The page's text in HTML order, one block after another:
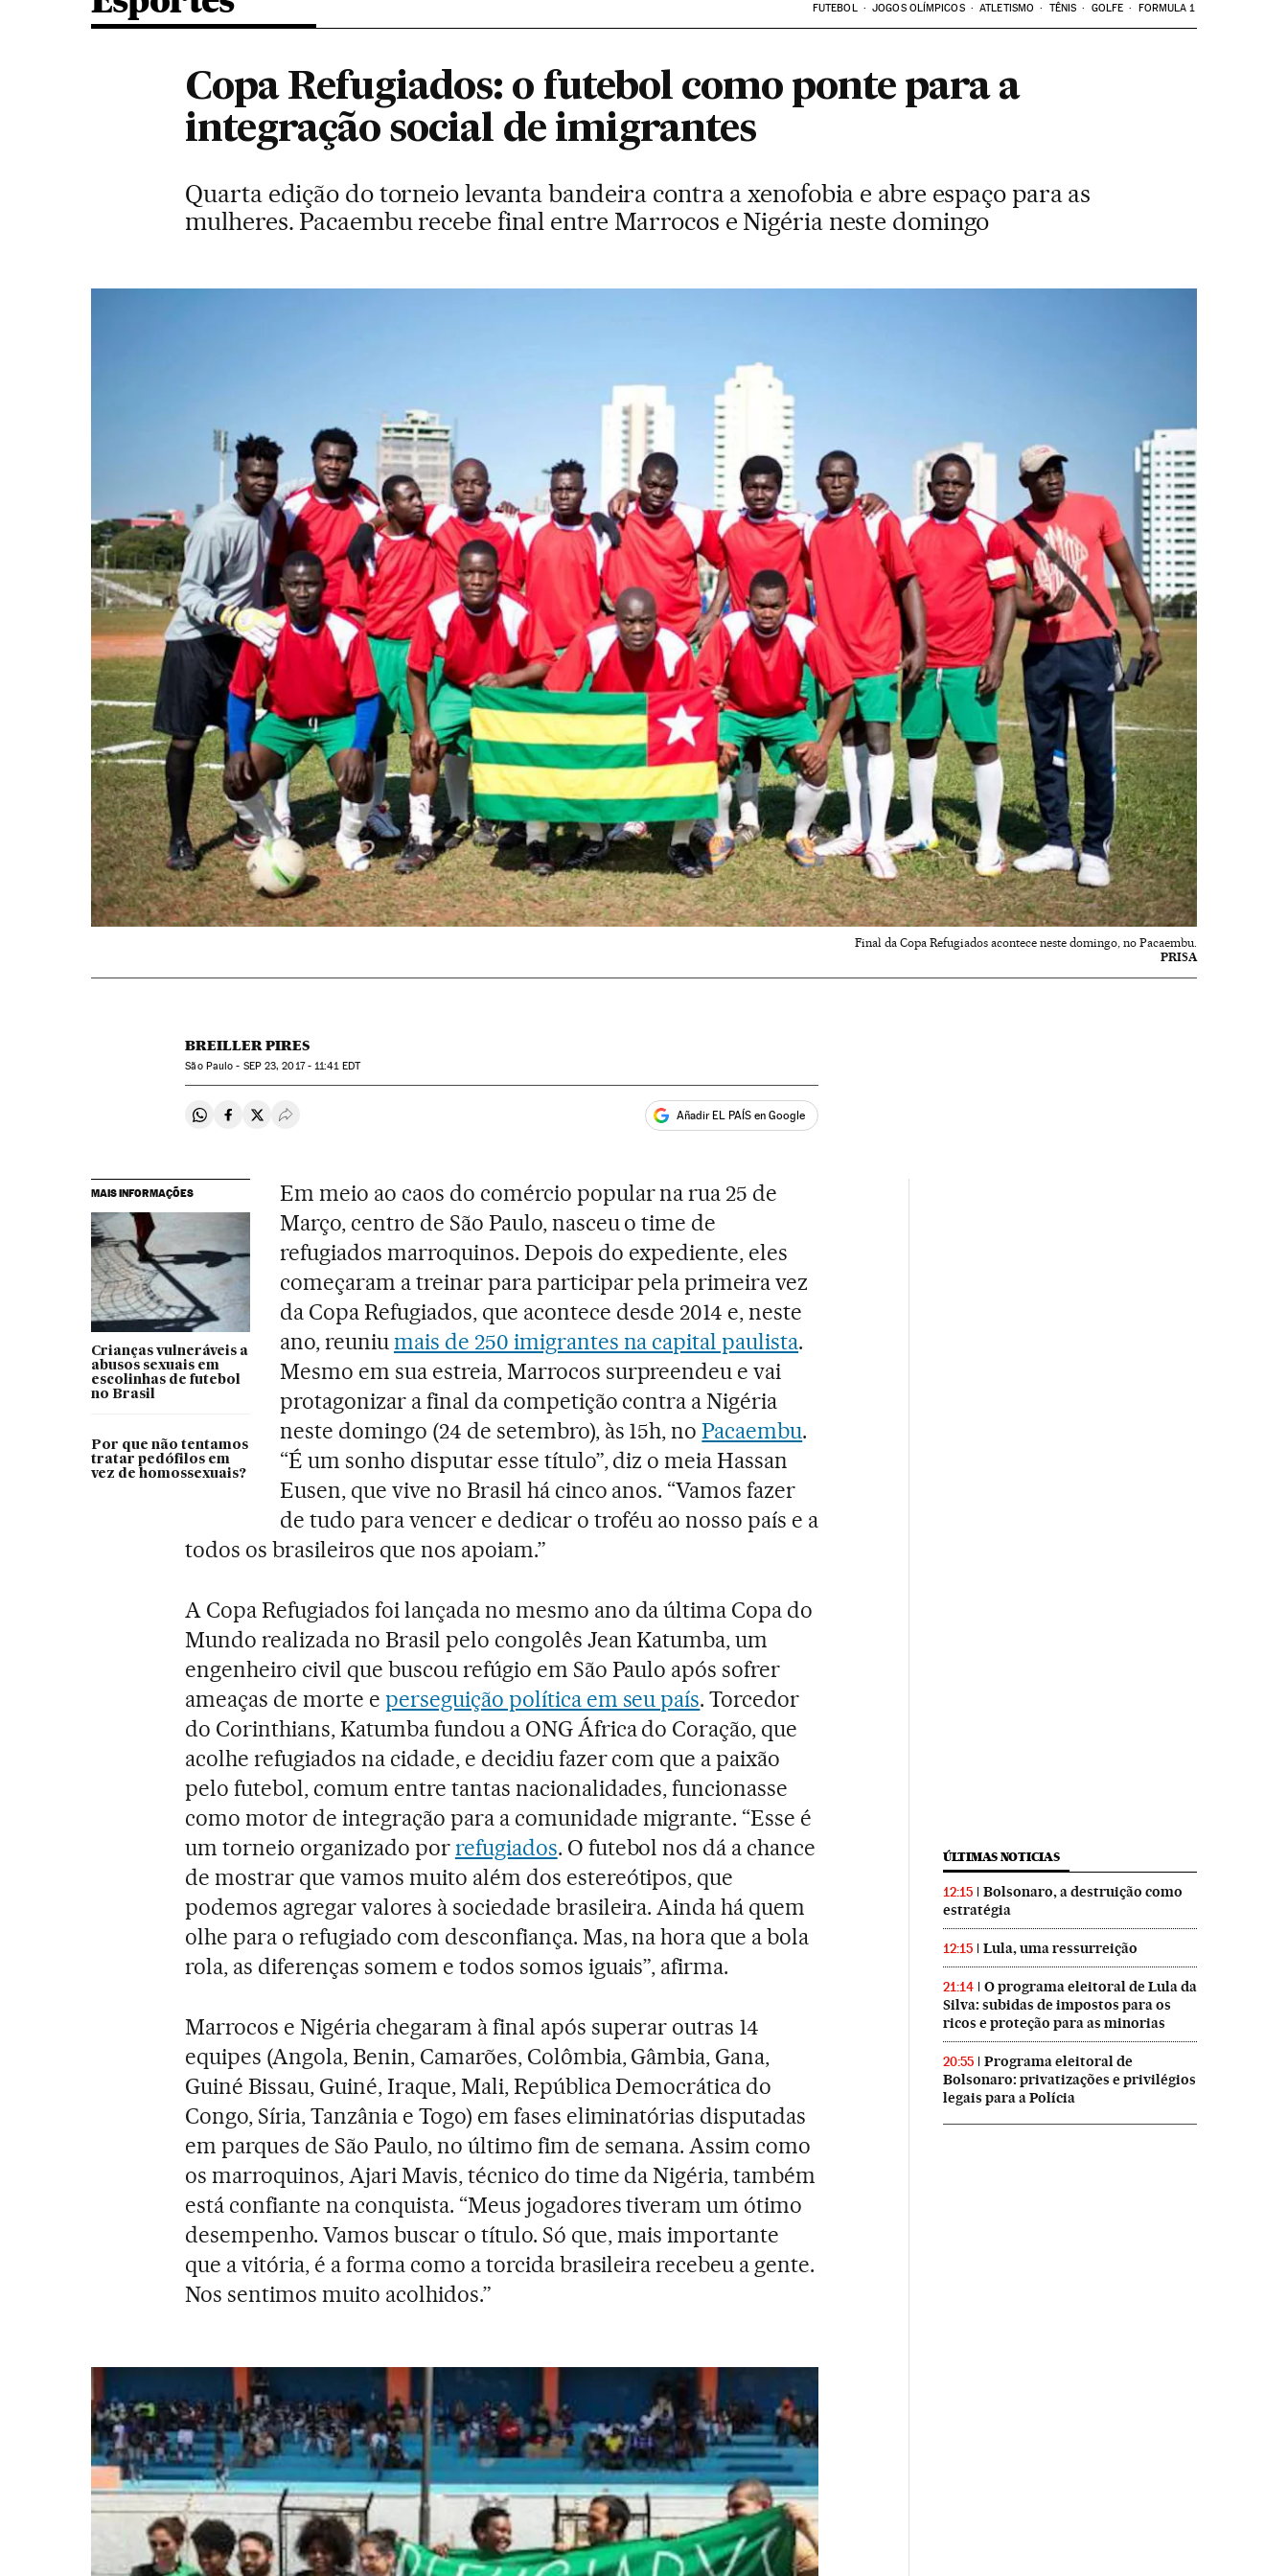
FUTEBOL JOGOS OLÍMPICOS ATLETISMO TÊNIS GOLFE FORMULA 1
Copa Refugiados: o futebol como ponte para a
integração social de imigrantes
Quarta edição do torneio levanta bandeira contra a xenofobia e abre espaço para as
mulheres. Pacaembu recebe final entre Marrocos e Nigéria neste domingo
Final da Copa Refugiados acontece neste domingo, no Pacaembu.
PRISA
BREILLER PIRES
São Paulo - SEP23, 2017 - 11:41EDT
Compartir en Whatsapp
Compartir en Facebook
Compartir en Twitter
Desplegar Redes Sociales Añadir EL PAÍS en Google
MAIS INFORMAÇÕES
Crianças vulneráveis a
abusos sexuais em
escolinhas de futebol
no Brasil
Por que não tentamos
tratar pedófilos em
vez de homossexuais?
Em meio ao caos do comércio popular na rua 25 de
Março, centro de São Paulo, nasceu o time de
refugiados marroquinos. Depois do expediente, eles
começaram a treinar para participar pela primeira vez
da Copa Refugiados, que acontece desde 2014 e, neste
ano, reuniumais de 250 imigrantes na capital paulista.
Mesmo em sua estreia, Marrocos surpreendeu e vai
protagonizar a final da competição contra a Nigéria
neste domingo (24 de setembro), às 15h, noPacaembu.
“É um sonho disputar esse título”, diz o meia Hassan
Eusen, que vive no Brasil há cinco anos. “Vamos fazer
de tudo para vencer e dedicar o troféu ao nosso país e a
todos os brasileiros que nos apoiam.”
A Copa Refugiados foi lançada no mesmo ano da última Copa do
Mundo realizada no Brasil pelo congolês Jean Katumba, um
engenheiro civil que buscou refúgio em São Paulo após sofrer
ameaças de morte e perseguição política em seu país. Torcedor
do Corinthians, Katumba fundou a ONG África do Coração, que
acolhe refugiados na cidade, e decidiu fazer com que a paixão
pelo futebol, comum entre tantas nacionalidades, funcionasse
como motor de integração para a comunidade migrante. “Esse é
um torneio organizado porrefugiados. O futebol nos dá a chance
de mostrar que vamos muito além dos estereótipos, que
podemos agregar valores à sociedade brasileira. Ainda há quem
olhe para o refugiado com desconfiança. Mas, na hora que a bola
rola, as diferenças somem e todos somos iguais”, afirma.
Marrocos e Nigéria chegaram à final após superar outras 14
equipes (Angola, Benin, Camarões, Colômbia, Gâmbia, Gana,
Guiné Bissau, Guiné, Iraque, Mali, República Democrática do
Congo, Síria, Tanzânia e Togo) em fases eliminatórias disputadas
em parques de São Paulo, no último fim de semana. Assim como
os marroquinos, Ajari Mavis, técnico do time da Nigéria, também
está confiante na conquista. “Meus jogadores tiveram um ótimo
desempenho. Vamos buscar o título. Só que, mais importante
que a vitória, é a forma como a torcida brasileira recebeu a gente.
Nos sentimos muito acolhidos.”
ÚLTIMAS NOTICIAS
12:15
Bolsonaro, a destruição como
estratégia
12:15 Lula, uma ressurreição
21:14
O programa eleitoral de Lula da
Silva: subidas de impostos para os
ricos e proteção para as minorias
20:55
Programa eleitoral de
Bolsonaro: privatizações e privilégios
legais para a Polícia